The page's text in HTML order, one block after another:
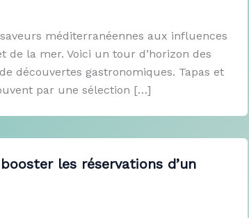
méditerranéennes aux influences
la mer. Voici un tour d’horizon des
découvertes gastronomiques. Tapas et
par une sélection […]
les réservations d’un